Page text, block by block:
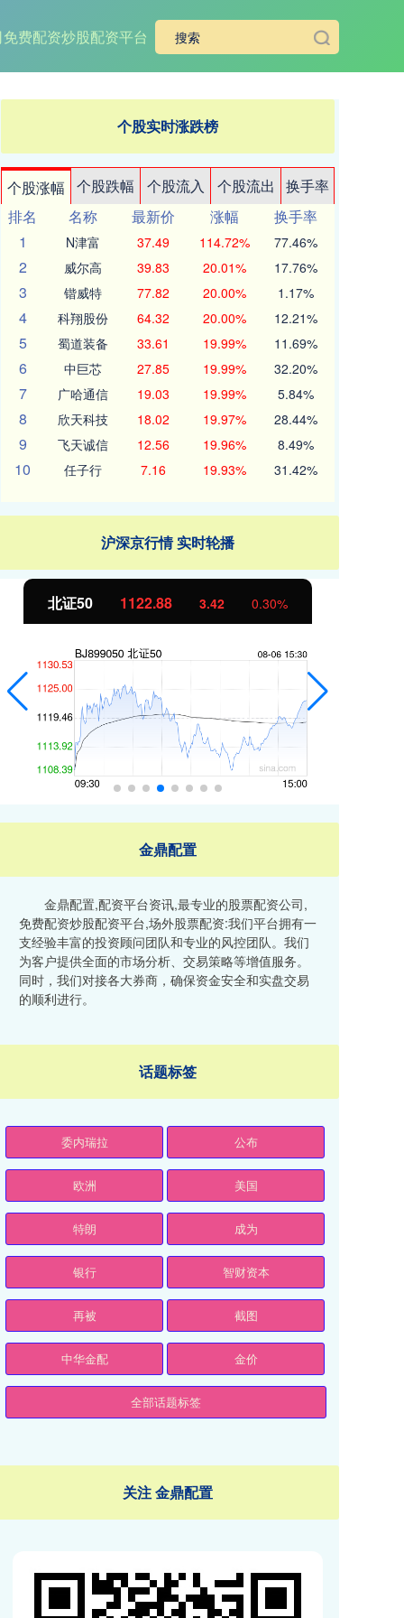
免费配资炒股配资平台
个股实时涨跌榜
个股涨幅 个股跌幅 个股流入 个股流出
换手率
排名
名称 最新价 涨幅
换手率
1
N津富 37.49 114.72% 77.46%
2 威尔高 39.83 20.01% 17.76%
3 锴威特 77.82 20.00% 1.17%
4 科翔股份 64.32 20.00% 12.21%
5 蜀道装备 33.61 19.99% 11.69%
6 中巨芯 27.85 19.99% 32.20%
7 广哈通信 19.03 19.99% 5.84%
8 欣天科技 18.02 19.97% 28.44%
9 飞天诚信 12.56 19.96% 8.49%
10 任子行 7.16 19.93% 31.42%
沪深京行情 实时轮播
北证50 1122.88 3.42 0.30%
金鼎配置
金鼎配置,配资平台资讯,最专业的股票配资公司,
免费配资炒股配资平台,场外股票配资:我们平台拥有一
支经验丰富的投资顾问团队和专业的风控团队。我们
为客户提供全面的市场分析、交易策略等增值服务。
同时，我们对接各大券商，确保资金安全和实盘交易
的顺利进行。
话题标签
委内瑞拉 公布
欧洲 美国
特朗 成为
银行 智财资本
再被 截图
中华金配 金价
全部话题标签
关注 金鼎配置